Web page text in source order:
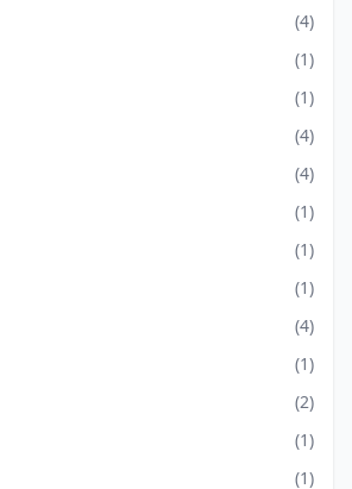
(4)
(1)
(1)
(4)
(4)
(1)
(1)
(1)
(4)
(1)
(2)
(1)
(1)